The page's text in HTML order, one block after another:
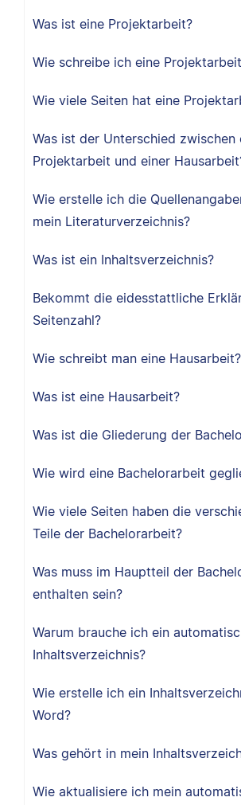
Was ist eine Projektarbeit?
Wie schreibe ich eine
Wie viele Seiten hat eine
Was ist der Unterschied zwischen
Projektarbeit und einer
Wie erstelle ich die
mein Literaturverzeichnis?
Was ist ein Inhaltsverzeichnis?
Bekommt die eidesstattliche
Seitenzahl?
Wie schreibt man eine Hausarbeit?
Was ist eine Hausarbeit?
Was ist die Gliederung der
Wie wird eine Bachelorarbeit
Wie viele Seiten haben die
Teile der Bachelorarbeit?
Was muss im Hauptteil der
enthalten sein?
Warum brauche ich ein
Inhaltsverzeichnis?
Wie erstelle ich ein
Word?
Was gehört in mein
Wie aktualisiere ich mein